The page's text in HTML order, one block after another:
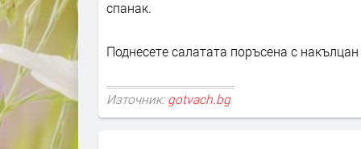
спанак.
Поднесете салатата поръсена с
Източник: gotvach.bg